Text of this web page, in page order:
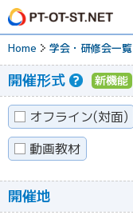
Home 学会・研修会一覧
開催形式
オフライン(対面)
動画教材
開催地